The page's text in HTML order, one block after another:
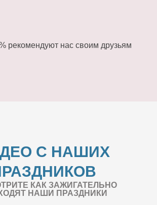
рекомендуют нас своим друзьям
С НАШИХ
КАК ЗАЖИГАТЕЛЬНО
НАШИ ПРАЗДНИКИ